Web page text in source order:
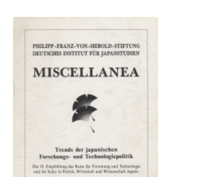
Research Overview
Research cluster:
Sustainability in Japan
Research cluster:
Digital Transformation
Research cluster:
Japan Transregional
Knowledge Lab: